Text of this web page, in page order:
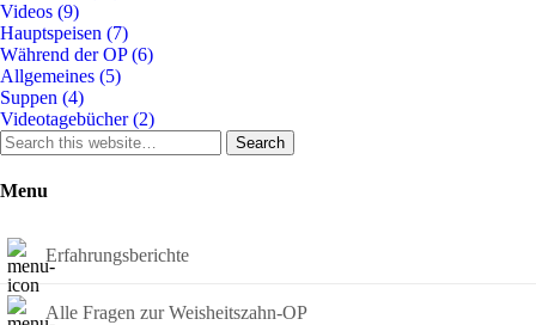
Videos (9)
Hauptspeisen (7)
Während der OP(6)
Allgemeines (5)
Suppen (4)
Videotagebücher(2)
Search
Menu
Erfahrungsberichte
Alle Fragen zur Weisheitszahn-OP